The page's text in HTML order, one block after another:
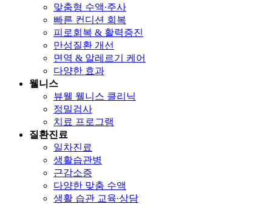
맞춤형 수액∙주사
빠른 컨디션 회복
피로회복 & 활력증진
만성질환 개선
면역 & 알레르기 케어
다양한 효과
웰니스
뷰웰 웰니스 클리닉
정밀검사
치료 프로그램
질환진료
일차진료
생활습관병
근감소증
다양한 맞춤 수액
생활 습관 교육∙상담